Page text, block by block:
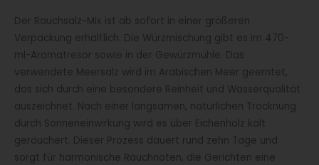
Der Rauchsalz-Mix ist ab sofort in einer größeren
Verpackung erhältlich. Die Würzmischung gibt es im 470-
ml-Aromatresor sowie in der Gewürzmühle. Das
verwendete Meersalz wird im Arabischen Meer geerntet,
das sich durch eine besondere Reinheit und Wasserqualität
auszeichnet. Nach einer langsamen, natürlichen Trocknung
durch Sonneneinwirkung wird es über Eichenholz kalt
geräuchert. Dieser Prozess dauert rund zehn Tage und
sorgt für harmonische Rauchnoten, die Gerichten eine